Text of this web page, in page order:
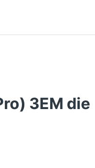
3EM die